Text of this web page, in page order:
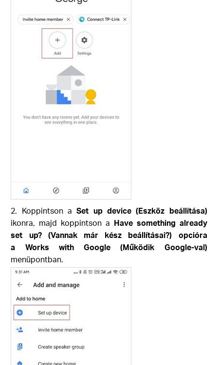
2. Koppintson aSet up device (Eszköz beállítása)
ikonra, majd koppintson a Have something already
set up? (Vannak már kész beállításai?) opcióra
a
Works with Google (Működik Google-val)
menüpontban.